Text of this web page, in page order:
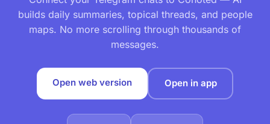
builds daily summaries, topical threads, and people
maps. No more scrolling through thousands of
messages.
Open web version Open in app